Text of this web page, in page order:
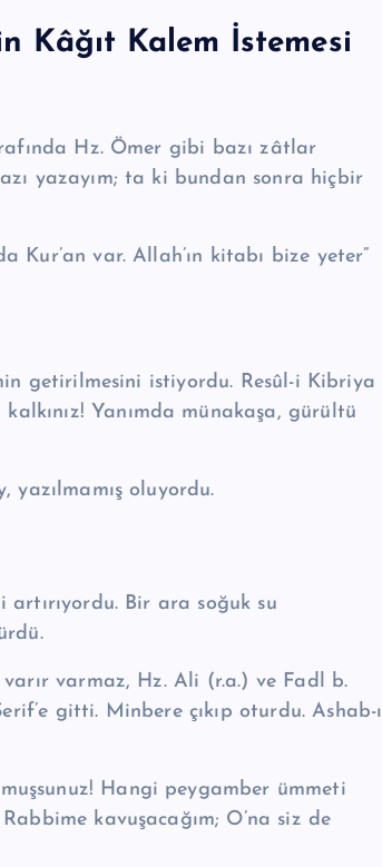
Kâğıt Kalem İstemesi
Hz. Ömer gibi bazı zâtlar
yazayım; ta ki bundan sonra hiç­bir
getirilme­si­ni istiyordu. Resûl-i Kibriya
Yanımda münaka­şa, gürültü
yazılmamış oluyordu.
Bir ara soğuk su
varmaz, Hz. Ali (r.a.) ve Fadl b.
gitti. Minbere çıkıp oturdu. Ashab-ı
Hangi peygamber ümmeti
kavuşacağım; O’na siz de